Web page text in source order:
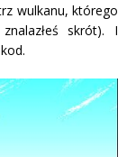
wulkanu, którego
skrót). I